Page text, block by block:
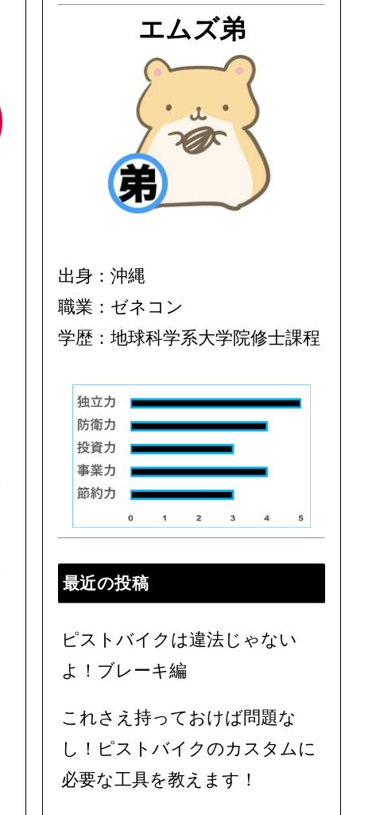
エムズ弟
出身：沖縄
職業：ゼネコン
学歴：地球科学系大学院修士課程
最近の投稿
ピストバイクは違法じゃない
よ！ブレーキ編
これさえ持っておけば問題な
し！ピストバイクのカスタムに
必要な工具を教えます！